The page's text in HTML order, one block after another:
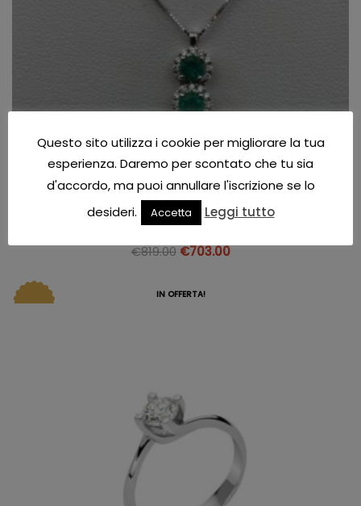
Diamante donna
Collana Smeraldi PG Gioielli CIOTTANGOS 1
€819.00 €703.00
IN OFFERTA!
Questo sito utilizza i cookie per migliorare la tua
esperienza. Daremo per scontato che tu sia
d'accordo, ma puoi annullare l'iscrizione se lo
desideri.
Accetta Leggi tutto